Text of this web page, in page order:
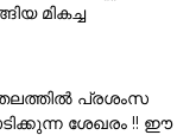
മികച്ച
പ്രശംസ
ശേഖരം !! ഈ